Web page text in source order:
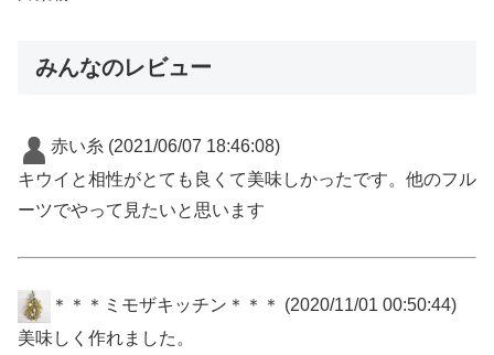
みんなのレビュー
赤い糸 (2021/06/07 18:46:08)
キウイと相性がとても良くて美味しかったです。他のフル
ーツでやって見たいと思います
＊＊＊ミモザキッチン＊＊＊ (2020/11/01 00:50:44)
美味しく作れました。